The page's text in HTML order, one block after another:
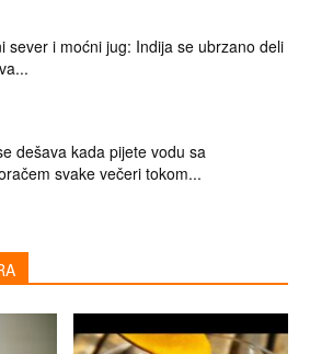
sever i moćni jug: Indija se ubrzano deli
dešava kada pijete vodu sa
svake večeri tokom...